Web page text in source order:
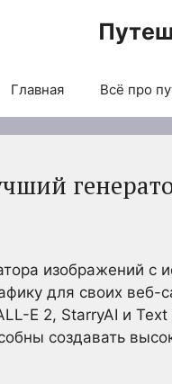
Главная Всё про
изображений с
для своих веб-
E 2, StarryAI и
создавать